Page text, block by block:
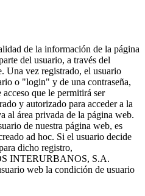
de la información de la página
del usuario, a través del
Una vez registrado, el usuario
o "login" y de una contraseña,
que le permitirá ser
y autorizado para acceder a la
al área privada de la página web.
de nuestra página web, es
ad hoc. Si el usuario decide
dicho registro,
INTERURBANOS, S.A.
web la condición de usuario